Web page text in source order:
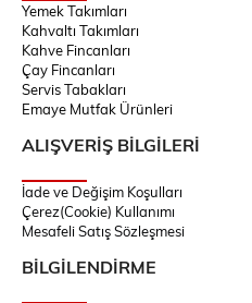
Yemek Takımları
Kahvaltı Takımları
Kahve Fincanları
Çay Fincanları
Servis Tabakları
Emaye Mutfak Ürünleri
ALIŞVERİŞ BİLGİLERİ
İade ve Değişim Koşulları
Çerez(Cookie) Kullanımı
Mesafeli Satış Sözleşmesi
BİLGİLENDİRME